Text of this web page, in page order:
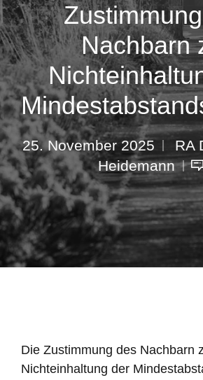
Nachbarn
25. November 2025
RA
Heidemann
Die Zustimmung des Nachbarn
Nichteinhaltung der